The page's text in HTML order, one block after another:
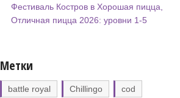
Фестиваль Костров в Хорошая пицца,
Отличная пицца 2026: уровни 1-5
Метки
battle royal Chillingo cod